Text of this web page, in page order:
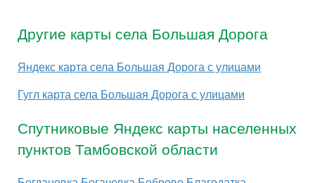
Другие карты села Большая Дорога
Яндекс карта села Большая Дорога с улицами
Гугл карта села Большая Дорога с улицами
Спутниковые Яндекс карты населенных
пунктов Тамбовской области